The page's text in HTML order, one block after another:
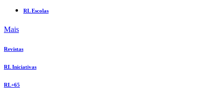
RL Escolas
Mais
Revistas
RL Iniciativas
RL+65